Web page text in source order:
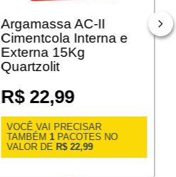
Argamassa AC-II
Cimentcola Interna e
Externa 15Kg
Quartzolit
R$ 22,99
VOCÊ VAI PRECISAR
TAMBÉM 1 PACOTES NO
VALOR DE R$ 22,99